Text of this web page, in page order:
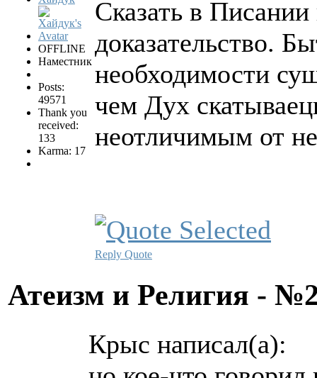
OFFLINE
Наместник
Posts:
49571
Thank you
received:
133
Karma: 17
Сказать в
доказательство.
необходимости
чем Дух
неотличимым от
Reply Quote
Атеизм и Религия -
Крыс написал(а):